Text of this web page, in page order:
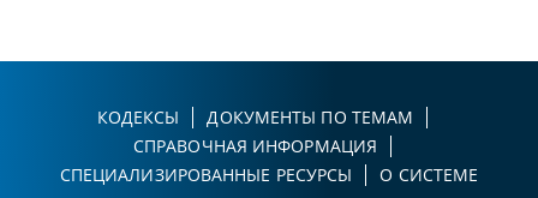
КОДЕКСЫ
ДОКУМЕНТЫ ПО ТЕМАМ
СПРАВОЧНАЯ ИНФОРМАЦИЯ
СПЕЦИАЛИЗИРОВАННЫЕ РЕСУРСЫ
О СИСТЕМЕ